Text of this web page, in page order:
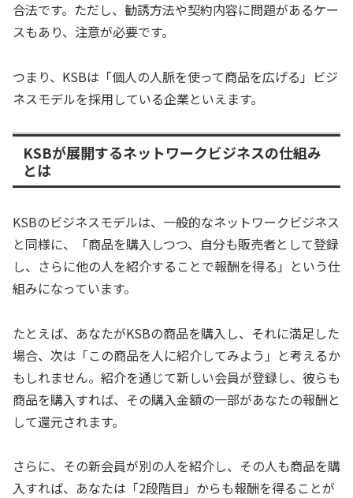
合法です。ただし、勧誘方法や契約内容に問題があるケー
スもあり、注意が必要です。
つまり、KSBは「個人の人脈を使って商品を広げる」ビジ
ネスモデルを採用している企業といえます。
KSBが展開するネットワークビジネスの仕組み
とは
KSBのビジネスモデルは、一般的なネットワークビジネス
と同様に、「商品を購入しつつ、自分も販売者として登録
し、さらに他の人を紹介することで報酬を得る」という仕
組みになっています。
たとえば、あなたがKSBの商品を購入し、それに満足した
場合、次は「この商品を人に紹介してみよう」と考えるか
もしれません。紹介を通じて新しい会員が登録し、彼らも
商品を購入すれば、その購入金額の一部があなたの報酬と
して還元されます。
さらに、その新会員が別の人を紹介し、その人も商品を購
入すれば、あなたは「2段階目」からも報酬を得ることが